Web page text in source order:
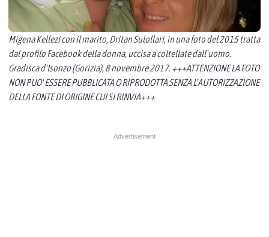
Migena Kellezi con il marito, Dritan Sulollari, in una foto del 2015 tratta
dal profilo Facebook della donna, uccisa a coltellate dall'uomo.
Gradisca d'Isonzo (Gorizia), 8 novembre 2017. +++ATTENZIONE LA FOTO
NON PUO' ESSERE PUBBLICATA O RIPRODOTTA SENZA L'AUTORIZZAZIONE
DELLA FONTE DI ORIGINE CUI SI RINVIA+++